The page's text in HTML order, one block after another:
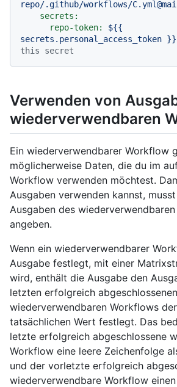
repo/.github/workflows/
secrets:
repo-token:
${{
secrets.personal_access_token }}
this secret
Verwenden von
wiederverwendbaren
Ein wiederverwendbarer Workflow
möglicherweise Daten, die du im
Workflow verwenden möchtest.
Ausgaben verwenden kannst,
Ausgaben des
angeben.
Wenn ein wiederverwendbarer
Ausgabe festlegt, mit einer
wird, enthält die Ausgabe den
letzten erfolgreich abgeschlossenen
wiederverwendbaren Workflows
tatsächlichen Wert festlegt. Das
letzte erfolgreich abgeschlossene
Workflow eine leere Zeichenfolge
und der vorletzte erfolgreich
wiederverwendbare Workflow